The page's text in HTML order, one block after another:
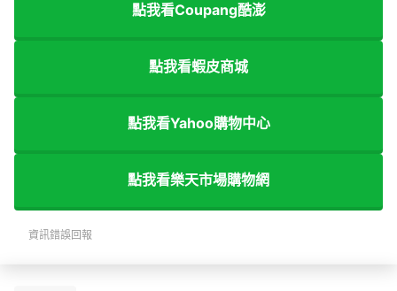
點我看Coupang酷澎
點我看蝦皮商城
點我看Yahoo購物中心
點我看樂天市場購物網
資訊錯誤回報